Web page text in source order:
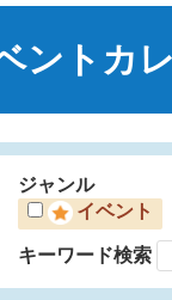
ントカ
ジャンル
イベント
キーワード検索